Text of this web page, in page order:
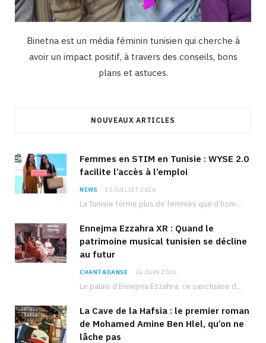
Binetna est un média féminin tunisien qui cherche à
avoir un impact positif, à travers des conseils, bons
plans et astuces.
NOUVEAUX ARTICLES
Femmes en STIM en Tunisie : WYSE 2.0
facilite l’accès à l’emploi
NEWS 15 JUILLET 2026
La Tunisie forme plus de femmes que d’hommes dans les filières scientifiques. Pourtant, pour beaucoup…
Ennejma Ezzahra XR : Quand le
patrimoine musical tunisien se décline
au futur
CHANT&DANSE 16 JUIN 2026
Le palais d’Ennejma Ezzahra, ce sanctuaire de la musique tunisienne et méditerranéenne construit par le…
La Cave de la Hafsia : le premier roman
de Mohamed Amine Ben Hlel, qu’on ne
lâche pas